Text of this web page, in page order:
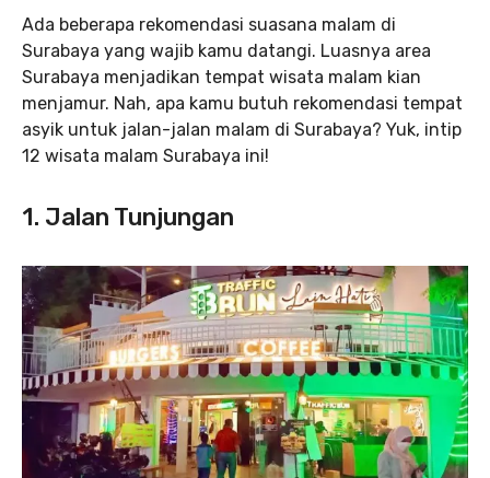
Ada beberapa rekomendasi suasana malam di
Surabaya yang wajib kamu datangi. Luasnya area
Surabaya menjadikan tempat wisata malam kian
menjamur. Nah, apa kamu butuh rekomendasi tempat
asyik untuk jalan-jalan malam di Surabaya? Yuk, intip
12 wisata malam Surabaya ini!
1. Jalan Tunjungan